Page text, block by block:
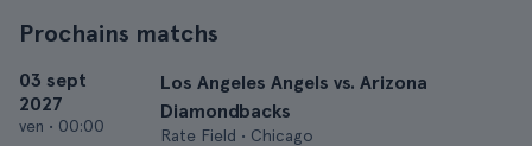
Prochains matchs
03 sept
2027
ven • 00:00
Los Angeles Angels vs. Arizona
Diamondbacks
Rate Field • Chicago